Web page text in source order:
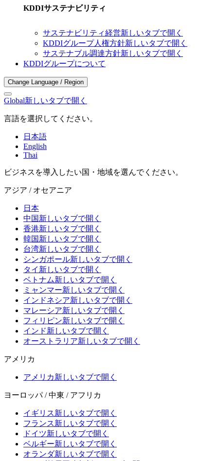
KDDIサステナビリティ
サステナビリティ経営新しいタブで開く
KDDIグループ人権方針新しいタブで開く
サステナブル調達方針新しいタブで開く
KDDIグループについて
Change Language / Region
Global新しいタブで開く
言語を選択してください。
日本語
English
Thai
ビジネスを導入したい国・地域を選んでください。
アジア / オセアニア
日本
中国新しいタブで開く
香港新しいタブで開く
韓国新しいタブで開く
台湾新しいタブで開く
シンガポール新しいタブで開く
タイ 新しいタブで開く
ベトナム新しいタブで開く
ミャンマー新しいタブで開く
インドネシア新しいタブで開く
マレーシア新しいタブで開く
フィリピン新しいタブで開く
インド新しいタブで開く
オーストラリア新しいタブで開く
アメリカ
アメリカ新しいタブで開く
ヨーロッパ / 中東 / アフリカ
イギリス新しいタブで開く
フランス新しいタブで開く
ドイツ新しいタブで開く
ベルギー新しいタブで開く
オランダ新しいタブで開く